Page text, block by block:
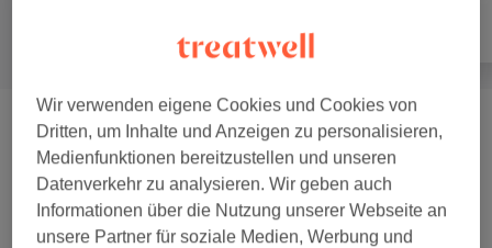
Haarstyling (1) 300 €
Salonbewertungen
Wir verwenden eigene Cookies und Cookies von
Dritten, um Inhalte und Anzeigen zu personalisieren,
Medienfunktionen bereitzustellen und unseren
Datenverkehr zu analysieren. Wir geben auch
Informationen über die Nutzung unserer Webseite an
unsere Partner für soziale Medien, Werbung und